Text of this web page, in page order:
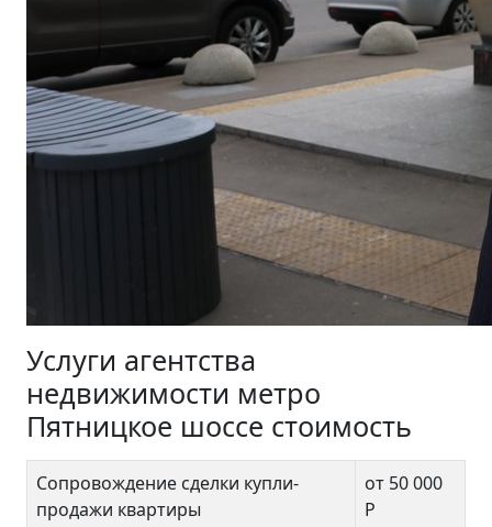
Услуги агентства
недвижимости метро
Пятницкое шоссе стоимость
Сопровождение сделки купли-
продажи квартиры
от 50 000
Р